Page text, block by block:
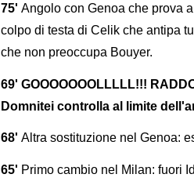
75' Angolo con Genoa che prova
colpo di testa di Celik che antipa
che non preoccupa Bouyer.
69' GOOOOOOOLLLLL!!!
Domnitei controlla al limite
68' Altra sostituzione nel Genoa:
65' Primo cambio nel Milan: fuori